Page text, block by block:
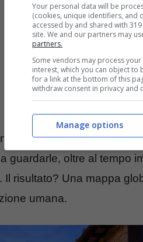
è stato in grado di
guardarle, oltre al tempo
Il risultato? Una mappa
umana.
Your personal data will be
(cookies, unique identifiers, and
accessed by and shared with
site. We and our partners may
partners.
Some vendors may process
interest, which you can object
for a link at the bottom of this
withdraw consent in privacy and
Manage options